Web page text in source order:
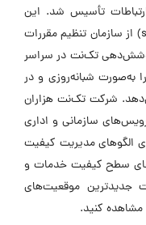
تأسیس شد. این
شرکت پروانه خدمات ارتباطی ثابت (servco) از سازمان تنظیم مقررات
پوشش‌دهی تک‌نت در سراسر
شبانه‌روزی و در
شرکت تک‌نت هزاران
سازمانی و اداری
الگوهای مدیریت کیفیت
سطح کیفیت خدمات و
جدیدترین موقعیت‌های
کنید.